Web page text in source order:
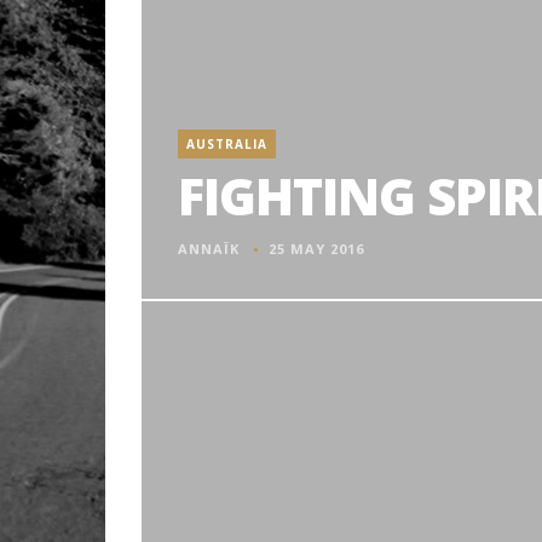
AUSTRALIA
FIGHTING
ANNAÏK 25 MAY 2016